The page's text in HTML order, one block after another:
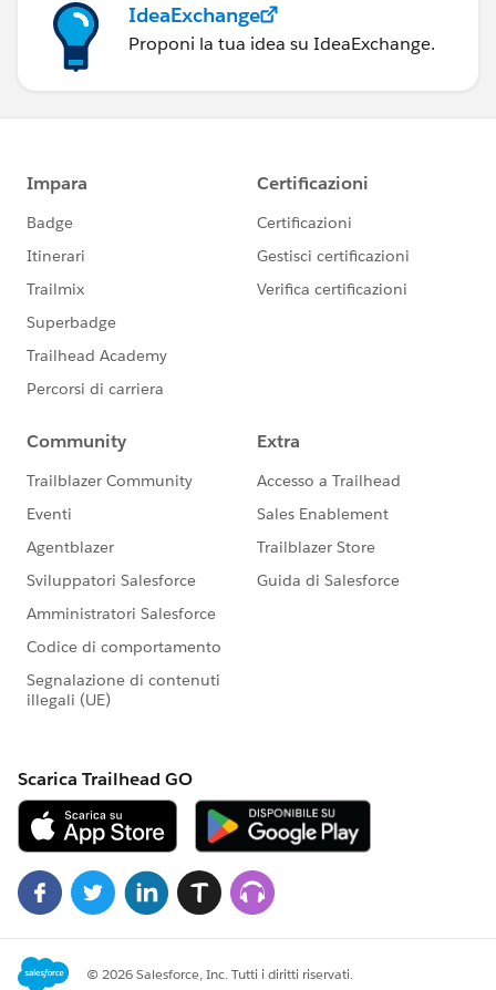
IdeaExchange
Proponi la tua idea su IdeaExchange.